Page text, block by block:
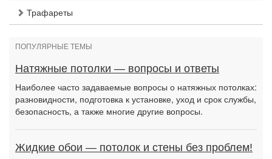
Трафареты
ПОПУЛЯРНЫЕ ТЕМЫ
Натяжные потолки — вопросы и ответы
Наиболее часто задаваемые вопросы о натяжных потолках:
разновидности, подготовка к установке, уход и срок службы,
безопасность, а также многие другие вопросы.
Жидкие обои — потолок и стены без проблем!